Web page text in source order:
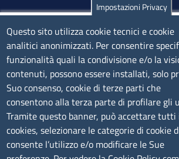
Olbia
Via Nanni 43 - 07026 Olbia
Tel. 0789 66122 | 0789 69580
mail:ufficio.olbia@ss.camcom.it
lunedì al venerdì: 9,00 - 12,00; lunedì
- 17,00
CONTATTI
Impostazioni Privacy
Questo sito utilizza cookie tecnici e cookie
analitici anonimizzati. Per consentire
funzionalità quali la condivisione e/o la
contenuti, possono essere installati, solo
Suo consenso, cookie di terze parti che
consentono alla terza parte di profilare gli
Tramite questo banner, può accettare tutti
cookies, selezionare le categorie di cookie
consente l’utilizzo e/o modificare le Sue